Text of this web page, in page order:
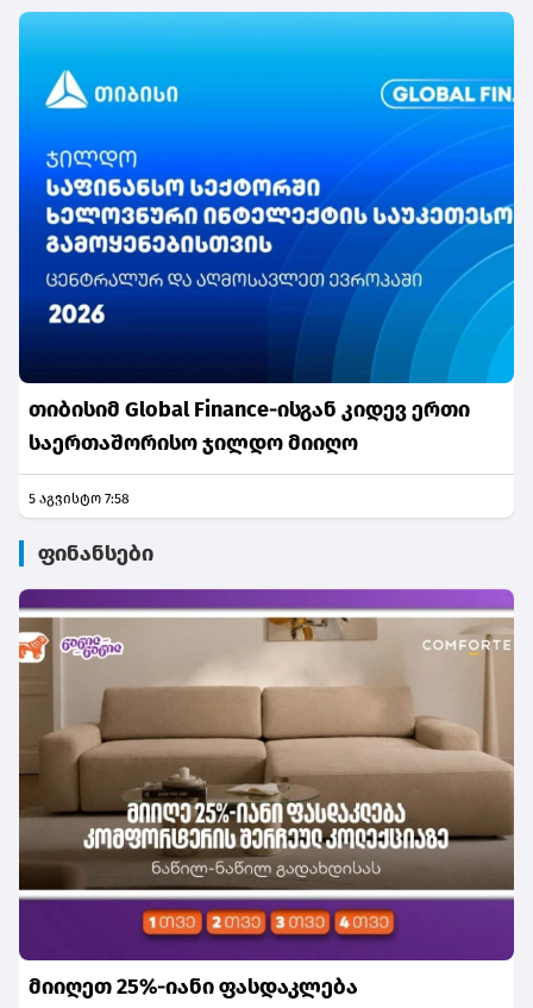
თიბისიმ Global Finance-ისგან კიდევ ერთი
საერთაშორისო ჯილდო მიიღო
5 აგვისტო 7:58
ფინანსები
მიიღეთ 25%-იანი ფასდაკლება